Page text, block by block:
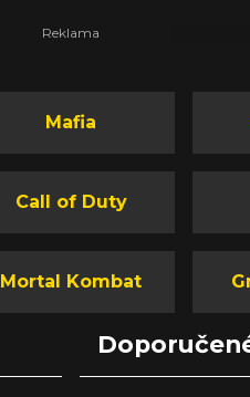
Mafia
Call of Duty
Mortal Kombat